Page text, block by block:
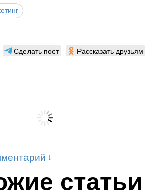
Сделать пост Рассказать друзьям
статьи